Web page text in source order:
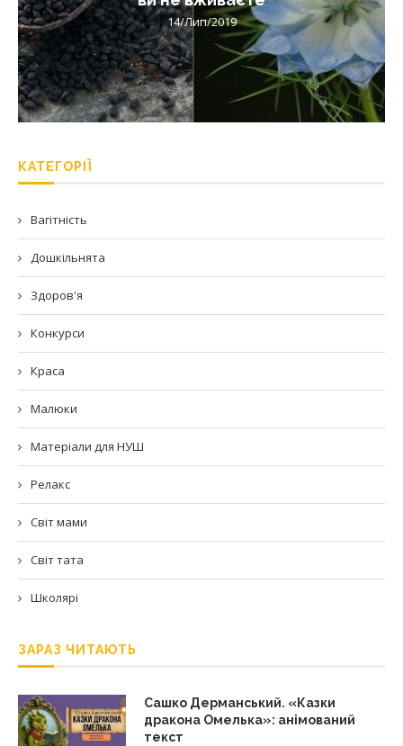
14/Лип/2019
КАТЕГОРІЇ
Вагітність
Дошкільнята
Здоров'я
Конкурси
Краса
Малюки
Матеріали для НУШ
Релакс
Світ мами
Світ тата
Школярі
ЗАРАЗ ЧИТАЮТЬ
Сашко Дерманський. «Казки
дракона Омелька»: анімований
текст